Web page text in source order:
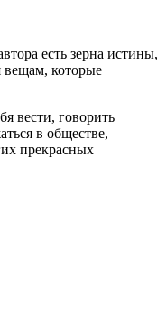
есть зерна истины,
вещам, которые
вести, говорить
в обществе,
прекрасных